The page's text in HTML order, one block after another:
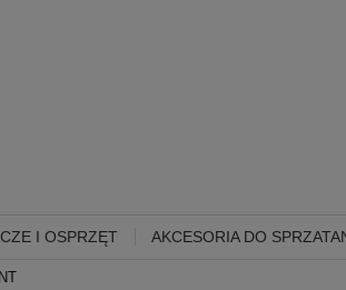
I OSPRZĘT AKCESORIA DO